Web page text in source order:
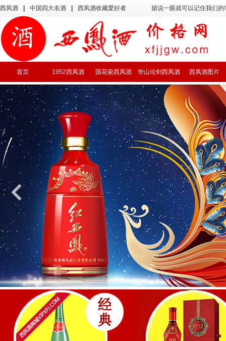
西凤酒 中国四大名酒 西凤酒收藏爱好者 据说一眼就可以记住我们
首页 1952西凤酒 国花瓷西凤酒 华山论剑西凤酒 西凤酒图片